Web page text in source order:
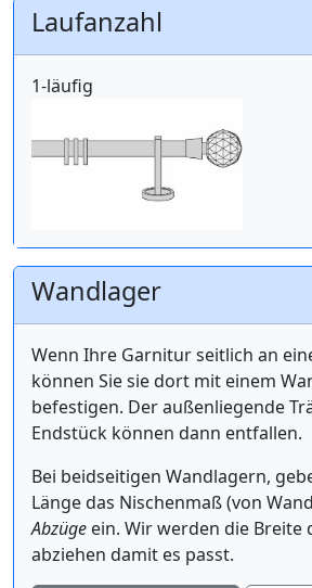
Laufanzahl
1-läufig
Wandlager
Wenn Ihre Garnitur seitlich an
können Sie sie dort mit einem
befestigen. Der außenliegende
Endstück können dann entfallen.
Bei beidseitigen Wandlagern,
Länge das Nischenmaß (von
Abzüge ein. Wir werden die Breite
abziehen damit es passt.